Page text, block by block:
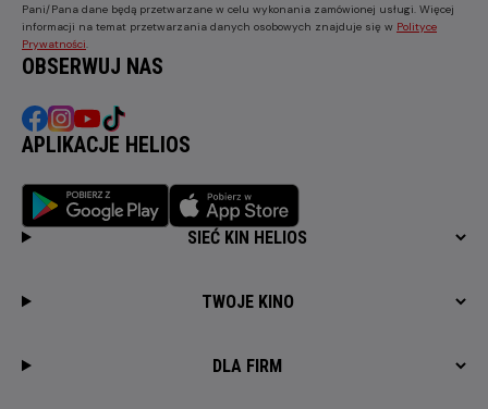
Pani/Pana dane będą przetwarzane w celu wykonania zamówionej usługi. Więcej
informacji na temat przetwarzania danych osobowych znajduje się w Polityce
Prywatności
OBSERWUJ NAS
APLIKACJE HELIOS
SIEĆ KIN HELIOS
TWOJE KINO
DLA FIRM